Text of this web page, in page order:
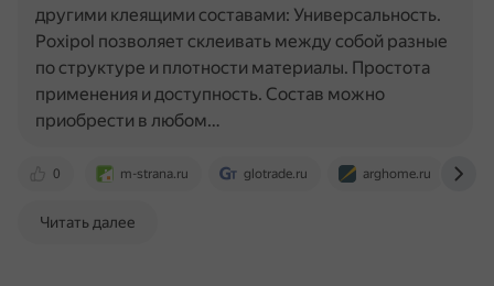
0 m-strana.ru glotrade.ru arghome.ru
другими клеящими составами: Универсальность.
Poxipol позволяет склеивать между собой разные
по структуре и плотности материалы. Простота
применения и доступность. Состав можно
приобрести в любом…
Читать далее